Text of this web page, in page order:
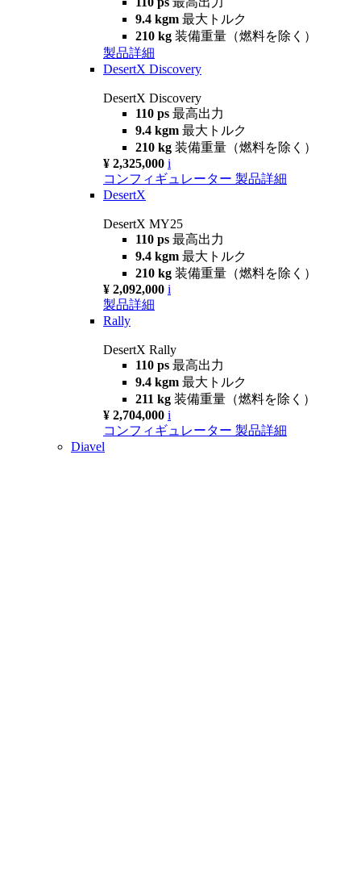
9.4 kgm 最大トルク
210 kg 装備重量（燃料を除く）
製品詳細
DesertX Discovery
DesertX Discovery
110 ps 最高出力
9.4 kgm 最大トルク
210 kg 装備重量（燃料を除く）
¥ 2,325,000 i
コンフィギュレーター 製品詳細
DesertX
DesertX MY25
110 ps 最高出力
9.4 kgm 最大トルク
210 kg 装備重量（燃料を除く）
¥ 2,092,000 i
製品詳細
Rally
DesertX Rally
110 ps 最高出力
9.4 kgm 最大トルク
211 kg 装備重量（燃料を除く）
¥ 2,704,000 i
コンフィギュレーター 製品詳細
Diavel